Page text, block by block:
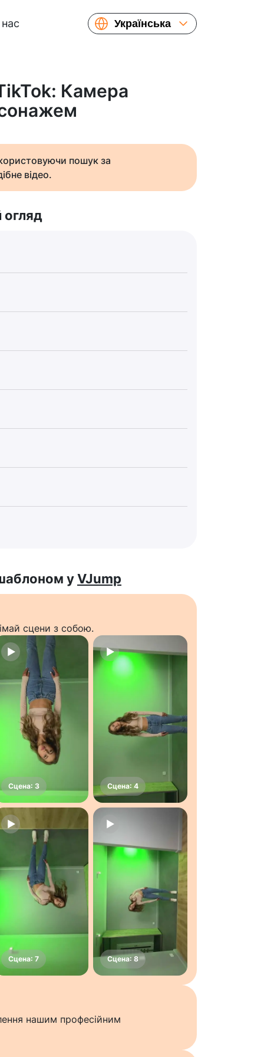
Українська
Français
Камера
пошук за
відео.
уVJump
сцени з собою.
нашим професійним